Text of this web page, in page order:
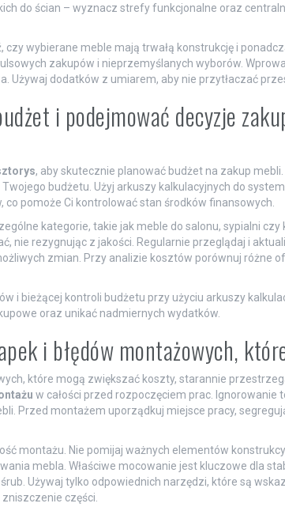
do ścian – wyznacz strefy funkcjonalne oraz
czy wybierane meble mają trwałą konstrukcję i
zakupów i nieprzemyślanych wyborów.
Używaj dodatków z umiarem, aby nie przytłaczać
i podejmować decyzje
, aby skutecznie planować budżet na zakup mebli.
budżetu. Użyj arkuszy kalkulacyjnych do
pomoże Ci kontrolować stan środków finansowych.
kategorie, takie jak meble do salonu, sypialni czy
nie rezygnując z jakości. Regularnie przeglądaj i
zmian. Przy analizie kosztów porównuj różne
i bieżącej kontroli budżetu przy użyciu arkuszy
oraz unikać nadmiernych wydatków.
i błędów montażowych,
które mogą zwiększać koszty, starannie
w całości przed rozpoczęciem prac. Ignorowanie
Przed montażem uporządkuj miejsce pracy,
montażu. Nie pomijaj ważnych elementów
mebla. Właściwe mocowanie jest kluczowe dla
Używaj tylko odpowiednich narzędzi, które są
części.